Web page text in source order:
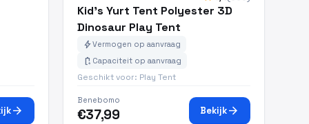
arrow_forward
Kid's Yurt Tent Polyester 3D
Dinosaur Play Tent
boltVermogen op aanvraag
battery_charging_full Capaciteit op aanvraag
Geschikt voor: Play Tent
Benebomo
€37,99 Bekijkarrow_forward